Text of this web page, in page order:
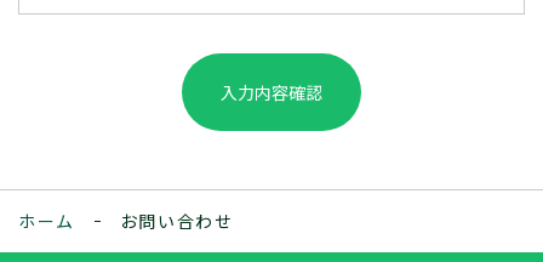
ホーム お問い合わせ